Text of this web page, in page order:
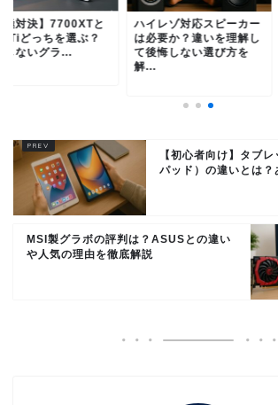
極対決】7700XTと
どっちを選ぶ？
しないグラ...
ハイレゾ対応スピーカー
は必要か？違いを理解し
て後悔しない選び方を
解...
【初心者向け】タブ
パッド）の違いとは
MSI製グラボの評判は？ASUSとの違い
や人気の理由を徹底解説